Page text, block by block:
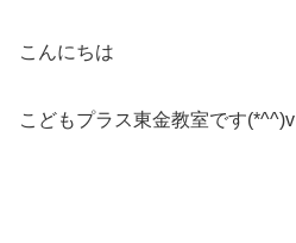
こんにちは
こどもプラス東金教室です(*^^)v